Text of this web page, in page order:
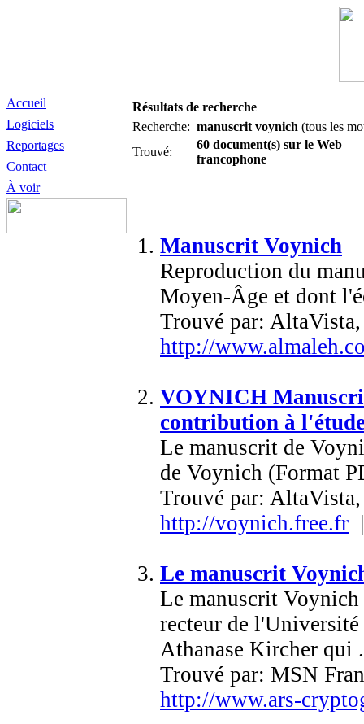
Accueil
Logiciels
Reportages
Contact
À voir
Résultats de recherche
Recherche: manuscrit voynich (tous les
Trouvé:
60 document(s) sur le Web
francophone
Manuscrit Voynich
Reproduction du
Moyen-Âge et dont
Trouvé par:
http://
VOYNICH
contribution à
Le manuscrit de
de Voynich (Format
Trouvé par:
http://voynich.free.fr
Le manuscrit
Le manuscrit
recteur de l'Université
Athanase Kircher qui
Trouvé par: MSN
http://www.ars-